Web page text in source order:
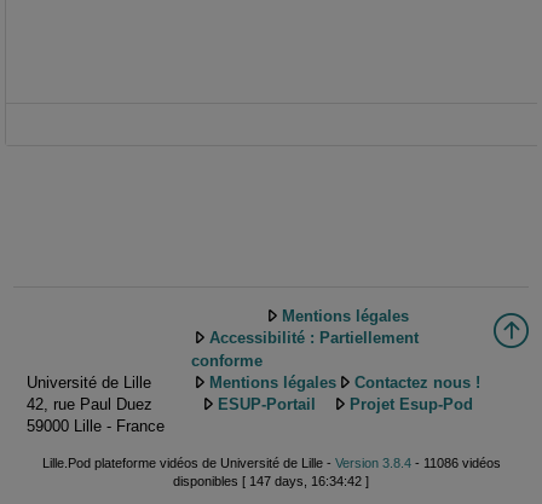
Université de Lille
42, rue Paul Duez
59000 Lille - France
Mentions légales
Accessibilité : Partiellement
conforme
Mentions légales
Contactez nous !
ESUP-Portail
Projet Esup-Pod
Lille.Pod plateforme vidéos de Université de Lille - Version 3.8.4- 11086 vidéos
disponibles [ 147 days, 16:34:42 ]